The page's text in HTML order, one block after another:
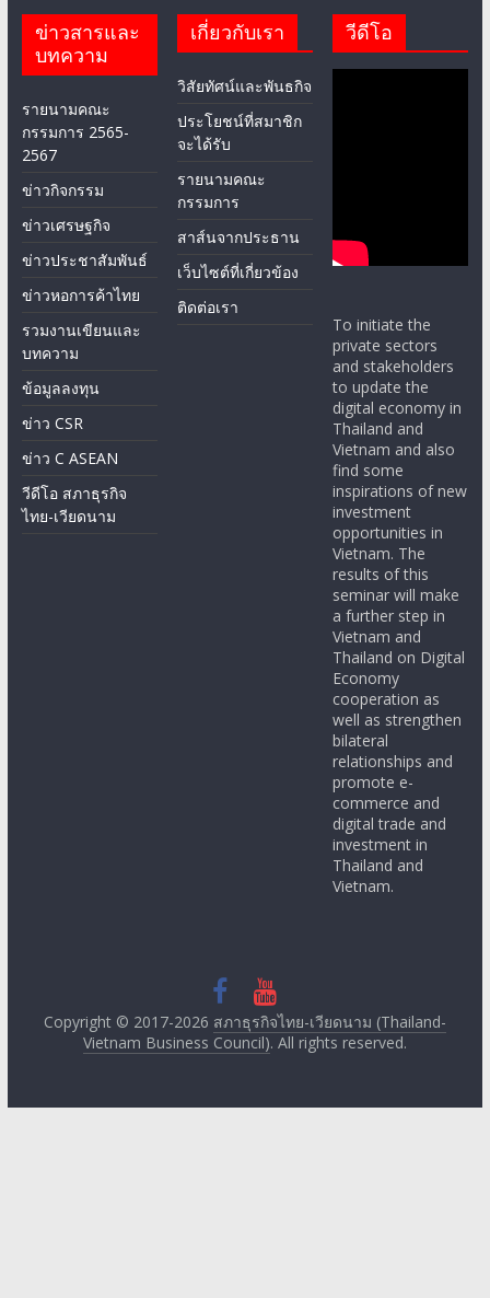
ข่าวสารและ
บทความ
รายนามคณะ
กรรมการ 2565-
2567
ข่าวกิจกรรม
ข่าวเศรษฐกิจ
ข่าวประชาสัมพันธ์
ข่าวหอการค้าไทย
รวมงานเขียนและ
บทความ
ข้อมูลลงทุน
ข่าว CSR
ข่าว C ASEAN
วีดีโอ สภาธุรกิจ
ไทย-เวียดนาม
เกี่ยวกับเรา
วิสัยทัศน์และพันธกิจ
ประโยชน์ที่สมาชิก
จะได้รับ
รายนามคณะ
กรรมการ
สาส์นจากประธาน
เว็บไซต์ที่เกี่ยวข้อง
ติดต่อเรา
วีดีโอ
To initiate the
private sectors
and stakeholders
to update the
digital economy in
Thailand and
Vietnam and also
find some
inspirations of new
investment
opportunities in
Vietnam. The
results of this
seminar will make
a further step in
Vietnam and
Thailand on Digital
Economy
cooperation as
well as strengthen
bilateral
relationships and
promote e-
commerce and
digital trade and
investment in
Thailand and
Vietnam.
Copyright © 2017-2026 สภาธุรกิจไทย-เวียดนาม (Thailand-
Vietnam Business Council). All rights reserved.